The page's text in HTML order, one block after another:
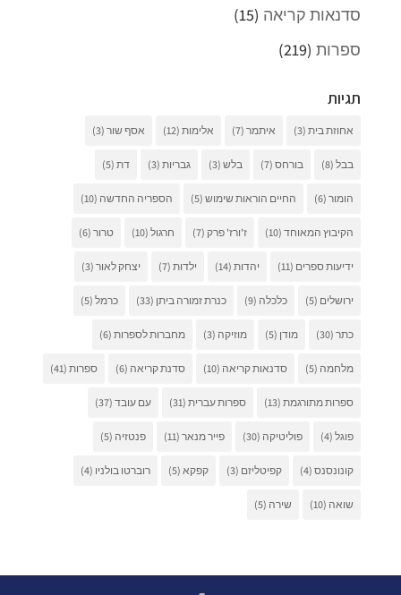
סדנאות קריאה (15)
ספרות(219)
תגיות
אחוזת בית(3) איתמר(7) אלימות(12) אסף שור(3)
בבל(8) בורחס(7) בלש(3) גבריות(3) דת(5)
הומור(6) החיים הוראות שימוש(5) הספריה החדשה (10)
הקיבוץ המאוחד(10) ז'ורז' פרק(7) חרגול(10) טרור(6)
ידיעות ספרים (11) יהדות(14) ילדות(7) יצחק לאור(3)
ירושלים (5) כלכלה (9) כנרת זמורה ביתן (33) כרמל(5)
כתר(30) מודן (5) מוזיקה (3) מחברות לספרות(6)
מלחמה (5) סדנאות קריאה (10) סדנת קריאה (6) ספרות(41)
ספרות מתורגמת(13) ספרות עברית(31) עם עובד(37)
פוגל(4) פוליטיקה (30) פייר מנאר(11) פנטזיה (5)
קונונסנס(4) קפיטליזם (3) קפקא(5) רוברטו בולניו (4)
שואה (10) שירה (5)